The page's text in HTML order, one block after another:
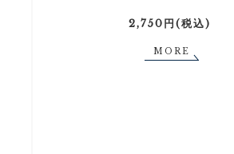
2,750円(税込)
MORE